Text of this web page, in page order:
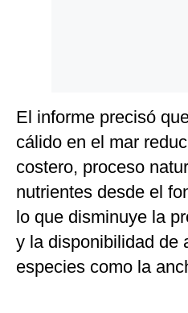
El informe precisó
cálido en el mar
costero, proceso
nutrientes desde el
lo que disminuye la
y la disponibilidad de
especies como la